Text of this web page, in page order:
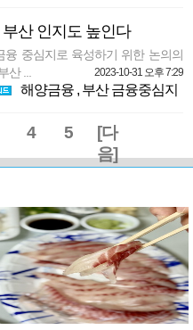
산 인지도 높인다
융 중심지로 육성하기 위한 논의의
...
2023-10-31 오후 7:29
해양금융, 부산 금융중심지
4 5
[다
음]